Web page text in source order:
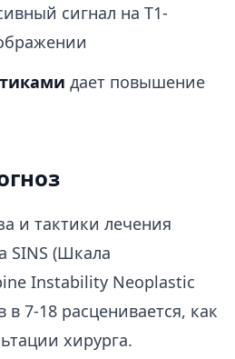
сигнал на Т1-
дает повышение
и тактики лечения
SINS (Шкала
Instability Neoplastic
в 7-18 расценивается, как
хирурга.